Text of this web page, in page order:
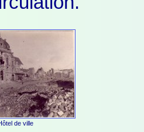
de ville